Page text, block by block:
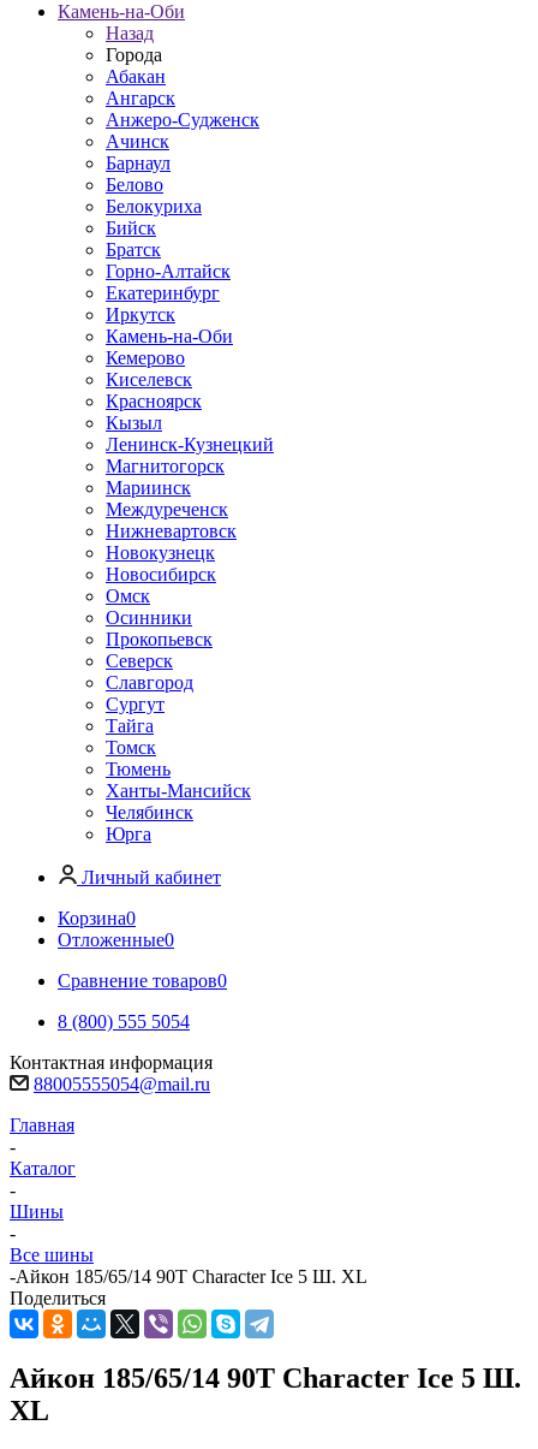
Камень-на-Оби
Назад
Города
Абакан
Ангарск
Анжеро-Судженск
Ачинск
Барнаул
Белово
Белокуриха
Бийск
Братск
Горно-Алтайск
Екатеринбург
Иркутск
Камень-на-Оби
Кемерово
Киселевск
Красноярск
Кызыл
Ленинск-Кузнецкий
Магнитогорск
Мариинск
Междуреченск
Нижневартовск
Новокузнецк
Новосибирск
Омск
Осинники
Прокопьевск
Северск
Славгород
Сургут
Тайга
Томск
Тюмень
Ханты-Мансийск
Челябинск
Юрга
Личный кабинет
Корзина0
Отложенные0
Сравнение товаров0
8 (800) 555 5054
Контактная информация
88005555054@mail.ru
Главная
-
Каталог
-
Шины
-
Все шины
-Айкон 185/65/14 90T Character Ice 5 Ш. XL
Поделиться
Айкон 185/65/14 90T Character Ice 5 Ш.
XL